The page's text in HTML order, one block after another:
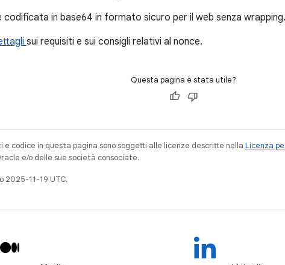
codificata in base64 in formato sicuro per il web senza wrapping.
sui requisiti e sui consigli relativi al nonce.
Questa pagina è stata utile?
e codice in questa pagina sono soggetti alle licenze descritte nella Licenza
e/o delle sue società consociate.
2025-11-19 UTC.